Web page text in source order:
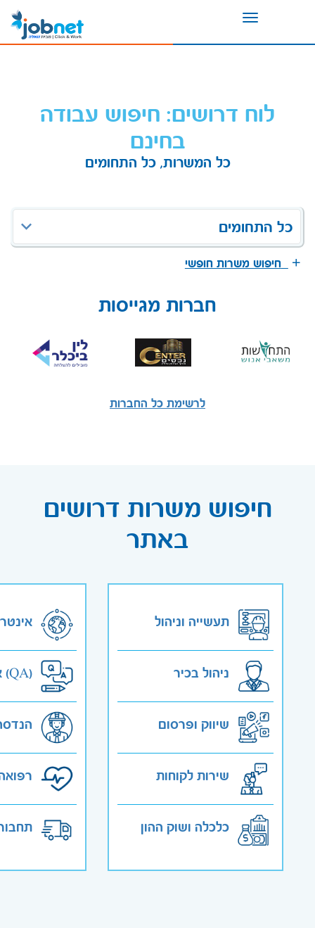
Toggle
לוח דרושים: חיפוש עבודה
בחינם
כל המשרות, כל התחומים
כל התחומים
חיפוש משרות חופשי
חברות מגייסות
לרשימת כל החברות
חיפוש משרות דרושים
באתר
תעשייה וניהול
ניהול בכיר
שיווק ופרסום
שירות לקוחות
כלכלה ושוק ההון
אבטחת איכות (QA)